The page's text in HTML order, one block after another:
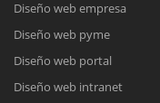
Diseño web empresa
Diseño web pyme
Diseño web portal
Diseño web intranet